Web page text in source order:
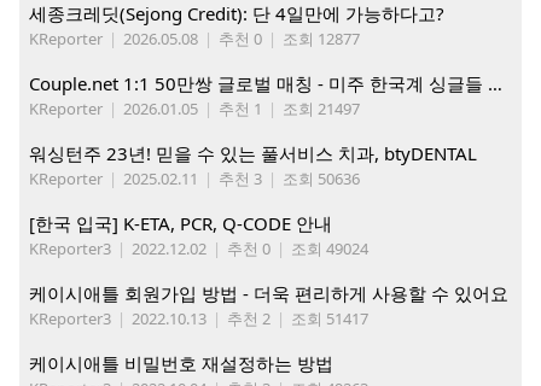
세종크레딧(Sejong Credit): 단 4일만에 가능하다고?
KReporter | 2026.05.08 | 추천 0 | 조회 12877
Couple.net 1:1 50만쌍 글로벌 매칭 - 미주 한국계 싱글들 모이세요
KReporter | 2026.01.05 | 추천 1 | 조회 21497
워싱턴주 23년! 믿을 수 있는 풀서비스 치과, btyDENTAL
KReporter | 2025.02.11 | 추천 3 | 조회 50636
[한국 입국] K-ETA, PCR, Q-CODE 안내
KReporter3 | 2022.12.02 | 추천 0 | 조회 49024
케이시애틀 회원가입 방법 - 더욱 편리하게 사용할 수 있어요
KReporter3 | 2022.10.13 | 추천 2 | 조회 51417
케이시애틀 비밀번호 재설정하는 방법